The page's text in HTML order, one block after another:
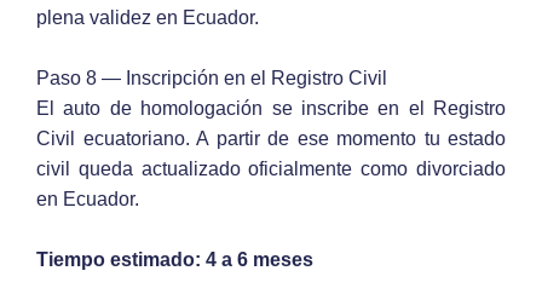
plena validez en Ecuador.
Paso 8 — Inscripción en el Registro Civil
El auto de homologación se inscribe en el Registro
Civil ecuatoriano. A partir de ese momento tu estado
civil queda actualizado oficialmente como divorciado
en Ecuador.
Tiempo estimado: 4 a 6 meses